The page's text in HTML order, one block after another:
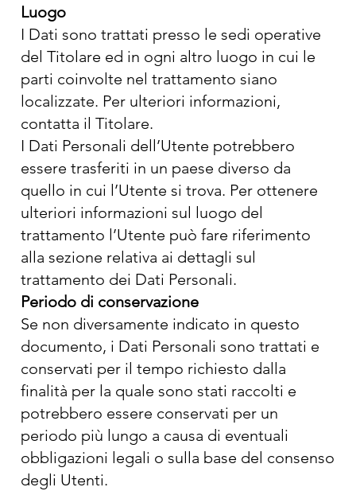
Luogo
I Dati sono trattati presso le sedi operative
del Titolare ed in ogni altro luogo in cui le
parti coinvolte nel trattamento siano
localizzate. Per ulteriori informazioni,
contatta il Titolare.
I Dati Personali dell’Utente potrebbero
essere trasferiti in un paese diverso da
quello in cui l’Utente si trova. Per ottenere
ulteriori informazioni sul luogo del
trattamento l’Utente può fare riferimento
alla sezione relativa ai dettagli sul
trattamento dei Dati Personali.
Periodo di conservazione
Se non diversamente indicato in questo
documento, i Dati Personali sono trattati e
conservati per il tempo richiesto dalla
finalità per la quale sono stati raccolti e
potrebbero essere conservati per un
periodo più lungo a causa di eventuali
obbligazioni legali o sulla base del consenso
degli Utenti.